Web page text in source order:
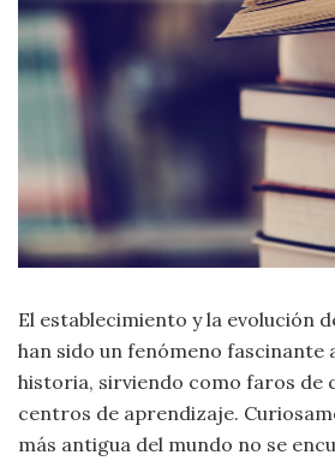
Criminología
Economía
Gastronomía
Lenguaje
Leyes
El establecimiento y la evolución
han sido un fenómeno fascinante
historia, sirviendo como faros de
centros de aprendizaje.
más antigua del mundo no se